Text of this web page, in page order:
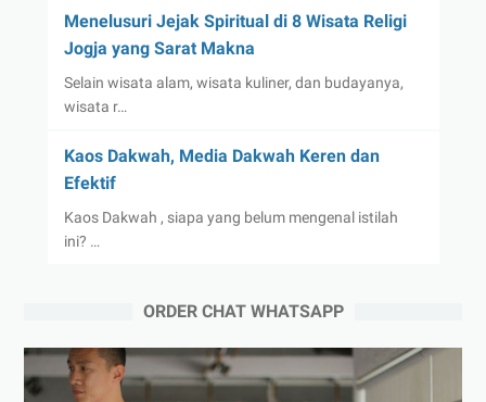
Menelusuri Jejak Spiritual di 8 Wisata Religi
Jogja yang Sarat Makna
Selain wisata alam, wisata kuliner, dan budayanya,
wisata r…
Kaos Dakwah, Media Dakwah Keren dan
Efektif
Kaos Dakwah , siapa yang belum mengenal istilah
ini? …
ORDER CHAT WHATSAPP